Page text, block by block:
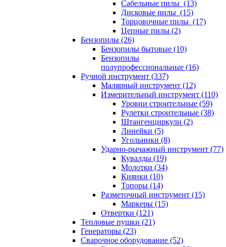
Сабельные пилы (13)
Дисковые пилы (15)
Торцовочные пилы (17)
Цепные пилы (2)
Бензопилы (26)
Бензопилы бытовые (10)
Бензопилы
полупрофессиональные (16)
Ручной инструмент (337)
Малярный инструмент (12)
Измерительный инструмент (110)
Уровни строительные (59)
Рулетки строительные (38)
Штангенциркули (2)
Линейки (5)
Угольники (8)
Ударно-рычажный инструмент (77)
Кувалды (19)
Молотки (34)
Киянки (10)
Топоры (14)
Разметочный инструмент (15)
Маркеры (15)
Отвертки (121)
Тепловые пушки (21)
Генераторы (23)
Сварочное оборудование (52)